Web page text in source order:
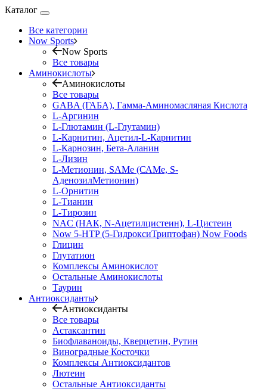
Каталог
Все категории
Now Sports
Now Sports
Все товары
Аминокислоты
Аминокислоты
Все товары
GABA (ГАБА), Гамма-Аминомасляная Кислота
L-Аргинин
L-Глютамин (L-Глутамин)
L-Карнитин, Ацетил-L-Карнитин
L-Карнозин, Бета-Аланин
L-Лизин
L-Метионин, SAMe (САМе, S-
АденозилМетионин)
L-Орнитин
L-Тианин
L-Тирозин
NAC (НАК, N-Ацетилцистеин), L-Цистеин
Now 5-HTP (5-ГидроксиТриптофан) Now Foods
Глицин
Глутатион
Комплексы Аминокислот
Остальные Аминокислоты
Таурин
Антиоксиданты
Антиоксиданты
Все товары
Астаксантин
Биофлаваноиды, Кверцетин, Рутин
Виноградные Косточки
Комплексы Антиоксидантов
Лютеин
Остальные Антиоксиданты